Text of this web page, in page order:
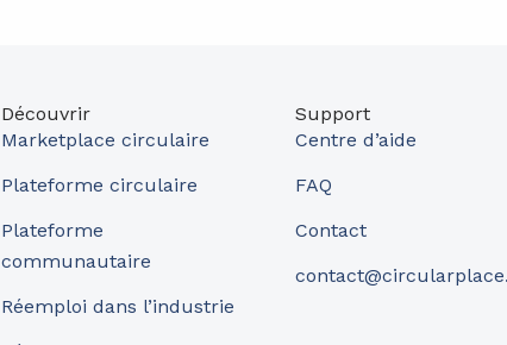
Découvrir
Marketplace circulaire
Plateforme circulaire
Plateforme
communautaire
Réemploi dans l’industrie
Support
Centre d’aide
FAQ
Contact